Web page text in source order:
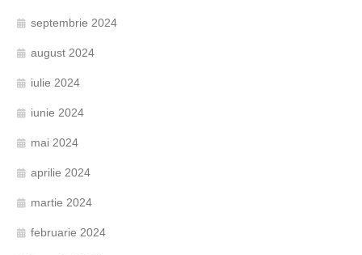
septembrie 2024
august 2024
iulie 2024
iunie 2024
mai 2024
aprilie 2024
martie 2024
februarie 2024